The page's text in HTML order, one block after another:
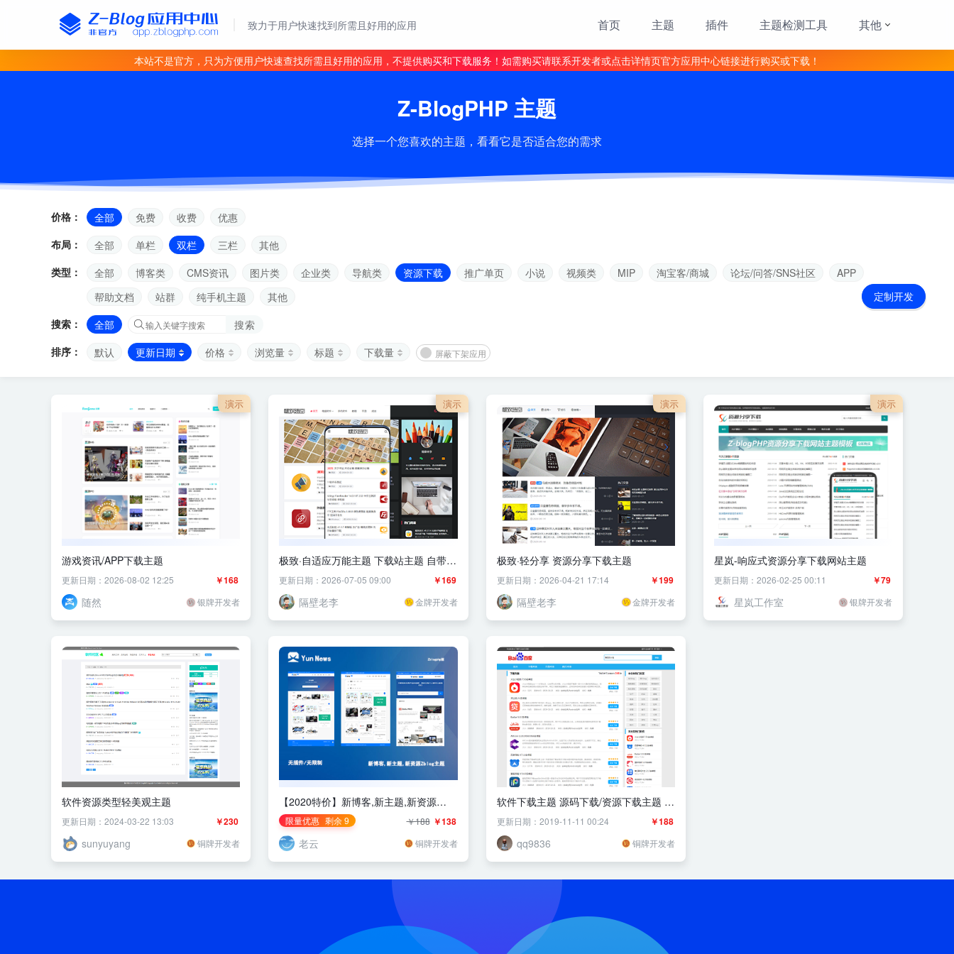
致力于用户快速找到所需且好用的应用 首页 主题 插件 主题检测工具 其他
本站不是官方，只为方便用户快速查找所需且好用的应用，不提供购买和下载服务！如需购买请联系开发者或点击详情页官方应用中心链接进行购买或下载！
Z-BlogPHP 主题
选择一个您喜欢的主题，看看它是否适合您的需求
价格： 全部 免费 收费
优惠
布局：
全部 单栏 双栏 三栏
其他
类型：
全部 博客类 CMS资讯 图片类 企业类 导航类 资源下载 推广单页 小说 视频类 MIP 淘宝客/商城 论坛/问答/SNS社区
APP
帮助文档
站群 纯手机主题
其他
搜索：
全部
搜索
排序：
默认 更新日期 价格 浏览量 标题 下载量 屏蔽下架应用
演示
游戏资讯/APP下载主题
￥168
更新日期：2026-08-02 12:25
随然 银牌开发者
演示
极致·自适应万能主题 下载站主题 自带下
载工具箱
￥169
更新日期：2026-07-05 09:00
隔壁老李 金牌开发者
演示
极致·轻分享 资源分享下载主题
￥199
更新日期：2026-04-21 17:14
隔壁老李 金牌开发者
演示
星岚-响应式资源分享下载网站主题
￥79
更新日期：2026-02-25 00:11
星岚工作室 银牌开发者
软件资源类型轻美观主题
￥230
更新日期：2024-03-22 13:03
sunyuyang 铜牌开发者
【2020特价】新博客,新主题,新资源
Zblog主题
限量优惠 剩余 9 ￥138
￥188
老云 铜牌开发者
软件下载主题 源码下载/资源下载主题 可
做门户网站
￥188
更新日期：2019-11-11 00:24
qq9836 铜牌开发者
定制开发